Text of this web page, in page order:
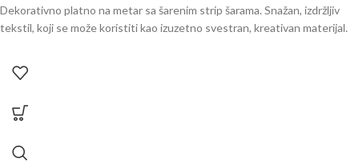
Dekorativno platno na metar sa šarenim strip šarama. Snažan, izdržljiv
tekstil, koji se može koristiti kao izuzetno svestran, kreativan materijal.